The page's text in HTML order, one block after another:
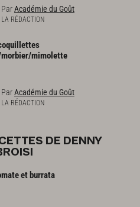
ParAcadémie du Goût
LA RÉDACTION
mimolette
ParAcadémie du Goût
LA RÉDACTION
DE DENNY
et burrata